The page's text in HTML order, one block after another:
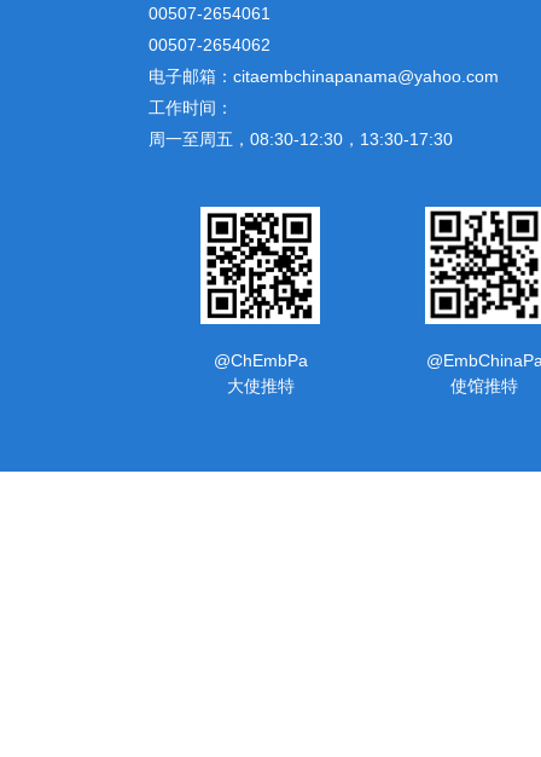
00507-2654061
00507-2654062
电子邮箱：citaembchinapanama@yahoo.com
工作时间：
周一至周五，08:30-12:30，13:30-17:30
@ChEmbPa
大使推特
使馆推特